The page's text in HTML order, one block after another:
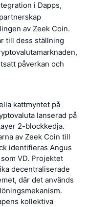
i Dapps,
av Zeek Coin.
till dess ställning
påverkan och
kattmyntet på
lanserad på
2-blockkedja.
av Zeek Coin till
identifieras Angus
VD. Projektet
decentraliserade
där det används
kollektiva